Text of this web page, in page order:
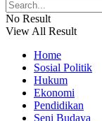
No Result
View All Result
Home
Sosial Politik
Hukum
Ekonomi
Pendidikan
Seni Budaya